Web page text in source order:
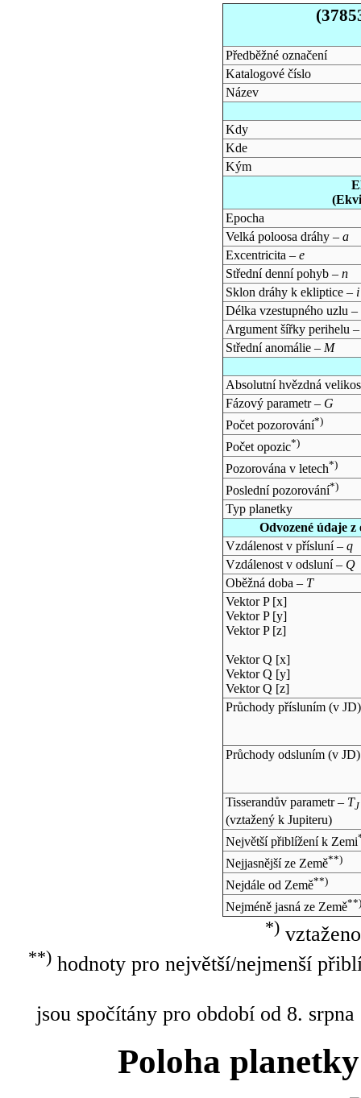
Předběžné označení
Katalogové číslo
Název
Kdy
Kde
Kým
Epocha
Velká poloosa dráhy – a
Excentricita – e
Střední denní pohyb – n
Sklon dráhy k ekliptice – i
Délka vzestupného uzlu –
Argument šířky perihelu
Střední anomálie – M
Absolutní hvězdná
Fázový parametr – G
Počet pozorování*)
Počet opozic*)
Pozorována v letech*)
Poslední pozorování*)
Typ planetky
Odvozené údaje
Vzdálenost v přísluní – q
Vzdálenost v odsluní – Q
Oběžná doba – T
Vektor P [x]
Vektor P [y]
Vektor P [z]
Vektor Q [x]
Vektor Q [y]
Vektor Q [z]
Průchody přísluním (v JD)
Průchody odsluním (v JD)
Tisserandův parametr – TJ
(vztažený k Jupiteru)
Největší přiblížení k Zemi
Nejjasnější ze Země**)
Nejdále od Země**)
Nejméně jasná ze Země**)
*)
**)hodnoty pro největší/nejmenší
jsou spočítány pro období od 8.
Poloha